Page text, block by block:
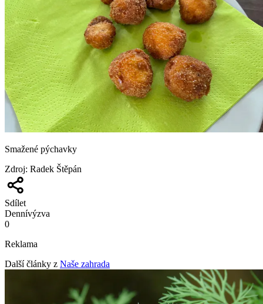
Smažené pýchavky
Zdroj: Radek Štěpán
Sdílet
Dennívýzva
0
Reklama
Další články z Naše zahrada